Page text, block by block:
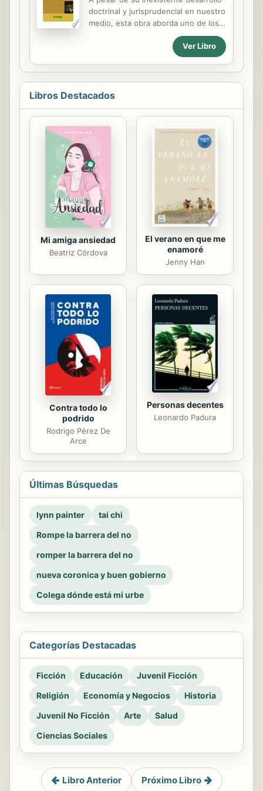
televidente. Es inimaginable que las
grandes empresas de comunicación
renunciaran a la innovación de las
tecnologías de la información y la
comunicación, que desde sus inicios
han marcado las tendencias en la
forma de...
doctrinal y jurisprudencial en nuestro
medio, esta obra aborda uno de los
debates de mayor actualidad e
importancia en el contexto jurídico
internacional: la relación entre
normas jurídicas y normas técnicas.
Entre las múltiples transformaciones
que representa para el derecho la
destaca la aparición de nuevas
fórmulas de actuación jurídica que
hacen posible superar los complejos
desafíos que ésta supone. Como se
demuestra en el libro, en sus
diferentes expresiones, la
coordinación entre derecho y
técnica...
Ver Libro
Libros Destacados
Mi amiga ansiedad
Beatriz Córdova
El verano en que me
enamoré
Jenny Han
Contra todo lo
podrido
Rodrigo Pérez De
Arce
Personas decentes
Leonardo Padura
Últimas Búsquedas
lynn painter
tai chi
Rompe la barrera del no
romper la barrera del no
nueva coronica y buen gobierno
Colega dónde está mi urbe
Categorías Destacadas
Ficción Educación
Juvenil Ficción
Religión
Economía y Negocios
Historia
Juvenil No Ficción
Arte
Salud
Ciencias Sociales
Libro Anterior Próximo Libro